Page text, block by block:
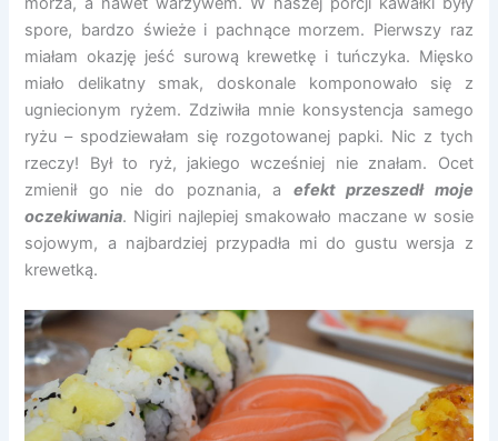
spore, bardzo świeże i pachnące morzem. Pierwszy raz
miałam okazję jeść surową krewetkę i tuńczyka. Mięsko
miało delikatny smak, doskonale komponowało się z
ugniecionym ryżem. Zdziwiła mnie konsystencja samego
ryżu – spodziewałam się rozgotowanej papki. Nic z tych
rzeczy! Był to ryż, jakiego wcześniej nie znałam. Ocet
zmienił go nie do poznania, a efekt przeszedł moje
oczekiwania. Nigiri najlepiej smakowało maczane w sosie
sojowym, a najbardziej przypadła mi do gustu wersja z
krewetką.